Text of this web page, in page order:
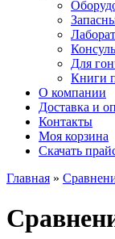
Для
Книги
О компании
Доставка и
Контакты
Моя корзина
Скачать
Главная »